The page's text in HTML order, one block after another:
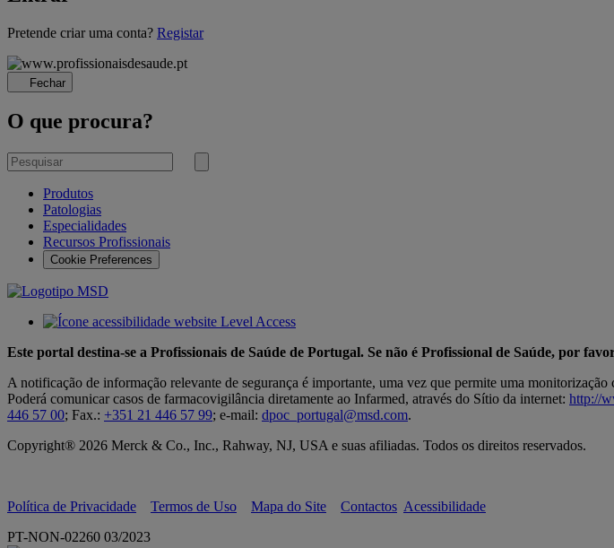
A
Pretende criar uma conta? Registar
Fechar
O que procura?
Pesquisar
por
Submeter
Produtos
Patologias
Especialidades
Recursos Profissionais
Cookie Preferences
Este portal destina-se a Profissionais de Saúde de Portugal. Se não é Profissional de Saúde, por
A notificação de informação relevante de segurança é importante, uma vez que permite uma
Poderá comunicar casos de farmacovigilância diretamente ao Infarmed, através do Sítio da internet: http://
446 57 00; Fax.: +351 21 446 57 99; e-mail: dpoc_portugal@msd.com.
Copyright® 2026 Merck & Co., Inc., Rahway, NJ, USA e suas afiliadas. Todos os direitos reservados.
Política de Privacidade Termos de Uso Mapa do Site Contactos Acessibilidade
PT-NON-02260 03/2023